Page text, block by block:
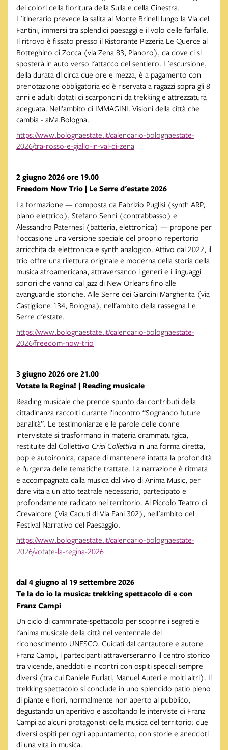
dei colori della fioritura della Sulla e della Ginestra.
L'itinerario prevede la salita al Monte Brinell lungo la Via del
Fantini, immersi tra splendidi paesaggi e il volo delle farfalle.
Il ritrovo è fissato presso il Ristorante Pizzeria Le Querce al
Botteghino di Zocca (via Zena 83, Pianoro), da dove ci si
sposterà in auto verso l'attacco del sentiero. L'escursione,
della durata di circa due ore e mezza, è a pagamento con
prenotazione obbligatoria ed è riservata a ragazzi sopra gli 8
anni e adulti dotati di scarponcini da trekking e attrezzatura
adeguata. Nell’ambito di IMMAGINI. Visioni della città che
cambia - aMa Bologna.
https://www.bolognaestate.it/calendario-bolognaestate-
2026/tra-rosso-e-giallo-in-val-di-zena
2 giugno 2026 ore 19.00
Freedom Now Trio | Le Serre d'estate 2026
La formazione — composta da Fabrizio Puglisi (synth ARP,
piano elettrico), Stefano Senni (contrabbasso) e
Alessandro Paternesi (batteria, elettronica) — propone per
l'occasione una versione speciale del proprio repertorio
arricchita da elettronica e synth analogico. Attivo dal 2022, il
trio offre una rilettura originale e moderna della storia della
musica afroamericana, attraversando i generi e i linguaggi
sonori che vanno dal jazz di New Orleans fino alle
avanguardie storiche. Alle Serre dei Giardini Margherita (via
Castiglione 134, Bologna), nell’ambito della rassegna Le
Serre d'estate.
https://www.bolognaestate.it/calendario-bolognaestate-
2026/freedom-now-trio
3 giugno 2026 ore 21.00
Votate la Regina! | Reading musicale
Reading musicale che prende spunto dai contributi della
cittadinanza raccolti durante l’incontro “Sognando future
banalità”. Le testimonianze e le parole delle donne
intervistate si trasformano in materia drammaturgica,
restituite dal Collettivo Crisi Collettiva in una forma diretta,
pop e autoironica, capace di mantenere intatta la profondità
e l’urgenza delle tematiche trattate. La narrazione è ritmata
e accompagnata dalla musica dal vivo di Anima Music, per
dare vita a un atto teatrale necessario, partecipato e
profondamente radicato nel territorio. Al Piccolo Teatro di
Crevalcore (Via Caduti di Via Fani 302), nell'ambito del
Festival Narrativo del Paesaggio.
https://www.bolognaestate.it/calendario-bolognaestate-
2026/votate-la-regina-2026
dal 4 giugno al 19 settembre 2026
Te la do io la musica: trekking spettacolo di e con
Franz Campi
Un ciclo di camminate-spettacolo per scoprire i segreti e
l'anima musicale della città nel ventennale del
riconoscimento UNESCO. Guidati dal cantautore e autore
Franz Campi, i partecipanti attraverseranno il centro storico
tra vicende, aneddoti e incontri con ospiti speciali sempre
diversi (tra cui Daniele Furlati, Manuel Auteri e molti altri). Il
trekking spettacolo si conclude in uno splendido patio pieno
di piante e fiori, normalmente non aperto al pubblico,
degustando un aperitivo e ascoltando le interviste di Franz
Campi ad alcuni protagonisti della musica del territorio: due
diversi ospiti per ogni appuntamento, con storie e aneddoti
di una vita in musica.